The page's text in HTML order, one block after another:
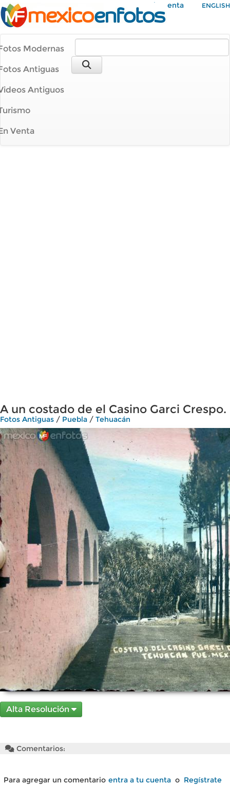
Mi Cuenta ENGLISH
Modernas
Antiguas
Antiguos
Venta
A un costado de el Casino Garci Crespo.
Fotos Antiguas / Puebla / Tehuacán
Alta Resolución
Comentarios:
Para agregar un comentario entra a tu cuenta o Regístrate